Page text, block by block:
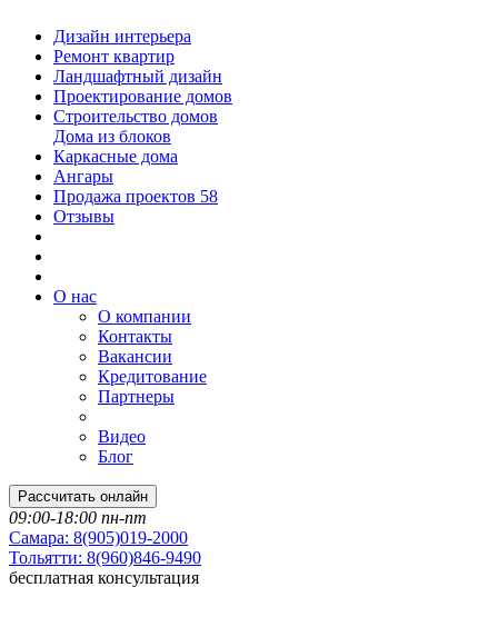
Дизайн интерьера
Ремонт квартир
Ландшафтный дизайн
Проектирование домов
Строительство домов
Дома из блоков
Каркасные дома
Ангары
Продажа проектов 58
Отзывы
О нас
О компании
Контакты
Вакансии
Кредитование
Партнеры
Видео
Блог
Рассчитать онлайн
09:00-18:00 пн-пт
Самара: 8(905)019-2000
Тольятти: 8(960)846-9490
бесплатная консультация